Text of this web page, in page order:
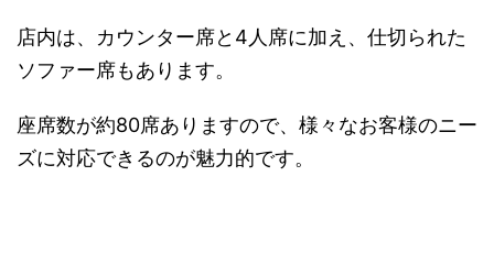
店内は、カウンター席と4人席に加え、仕切られた
ソファー席もあります。
座席数が約80席ありますので、様々なお客様のニー
ズに対応できるのが魅力的です。